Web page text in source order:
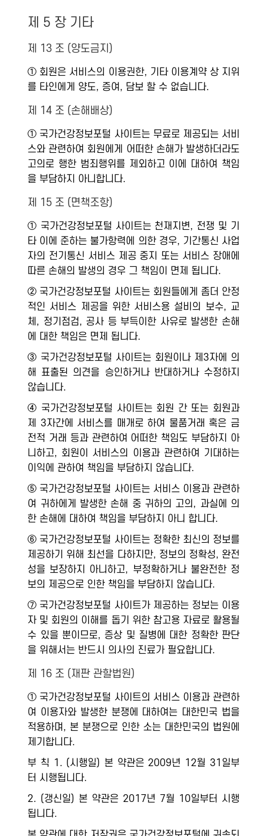
제 5 장 기타
제 13 조 (양도금지)
① 회원은 서비스의 이용권한, 기타 이용계약 상 지위
를 타인에게 양도, 증여, 담보 할 수 없습니다.
제 14 조 (손해배상)
① 국가건강정보포털 사이트는 무료로 제공되는 서비
스와 관련하여 회원에게 어떠한 손해가 발생하더라도
고의로 행한 범죄행위를 제외하고 이에 대하여 책임
을 부담하지 아니합니다.
제 15 조 (면책조항)
① 국가건강정보포털 사이트는 천재지변, 전쟁 및 기
타 이에 준하는 불가항력에 의한 경우, 기간통신 사업
자의 전기통신 서비스 제공 중지 또는 서비스 장애에
따른 손해의 발생의 경우 그 책임이 면제 됩니다.
② 국가건강정보포털 사이트는 회원들에게 좀더 안정
적인 서비스 제공을 위한 서비스용 설비의 보수, 교
체, 정기점검, 공사 등 부득이한 사유로 발생한 손해
에 대한 책임은 면제 됩니다.
③ 국가건강정보포털 사이트는 회원이나 제3자에 의
해 표출된 의견을 승인하거나 반대하거나 수정하지
않습니다.
④ 국가건강정보포털 사이트는 회원 간 또는 회원과
제 3자간에 서비스를 매개로 하여 물품거래 혹은 금
전적 거래 등과 관련하여 어떠한 책임도 부담하지 아
니하고, 회원이 서비스의 이용과 관련하여 기대하는
이익에 관하여 책임을 부담하지 않습니다.
⑤ 국가건강정보포털 사이트는 서비스 이용과 관련하
여 귀하에게 발생한 손해 중 귀하의 고의, 과실에 의
한 손해에 대하여 책임을 부담하지 아니 합니다.
⑥ 국가건강정보포털 사이트는 정확한 최신의 정보를
제공하기 위해 최선을 다하지만, 정보의 정확성, 완전
성을 보장하지 아니하고, 부정확하거나 불완전한 정
보의 제공으로 인한 책임을 부담하지 않습니다.
⑦ 국가건강정보포털 사이트가 제공하는 정보는 이용
자 및 회원의 이해를 돕기 위한 참고용 자료로 활용될
수 있을 뿐이므로, 증상 및 질병에 대한 정확한 판단
을 위해서는 반드시 의사의 진료가 필요합니다.
제 16 조 (재판 관할법원)
① 국가건강정보포털 사이트의 서비스 이용과 관련하
여 이용자와 발생한 분쟁에 대하여는 대한민국 법을
적용하며, 본 분쟁으로 인한 소는 대한민국의 법원에
제기합니다.
부 칙 1. (시행일) 본 약관은 2009년 12월 31일부
터 시행됩니다.
2. (갱신일) 본 약관은 2017년 7월 10일부터 시행
됩니다.